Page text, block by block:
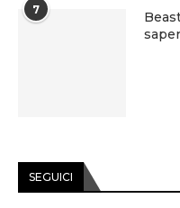
7
SEGUICI